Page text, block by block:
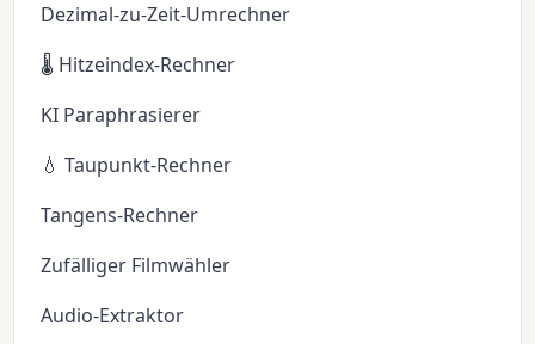
Dezimal-zu-Zeit-Umrechner
🌡️ Hitzeindex-Rechner
KI Paraphrasierer
💧 Taupunkt-Rechner
Tangens-Rechner
Zufälliger Filmwähler
Audio-Extraktor